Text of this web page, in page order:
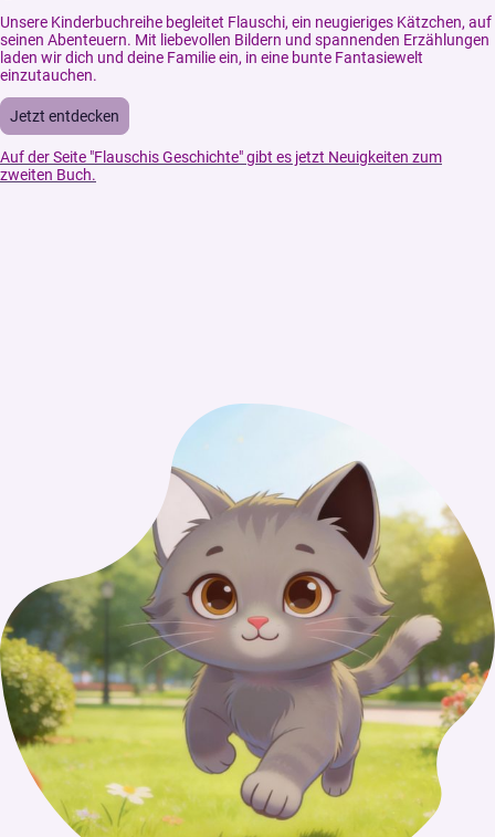
Unsere Kinderbuchreihe begleitet Flauschi, ein neugieriges Kätzchen, auf
seinen Abenteuern. Mit liebevollen Bildern und spannenden Erzählungen
laden wir dich und deine Familie ein, in eine bunte Fantasiewelt
einzutauchen.
Jetzt entdecken
Auf der Seite "Flauschis Geschichte" gibt es jetzt Neuigkeiten zum
zweiten Buch.